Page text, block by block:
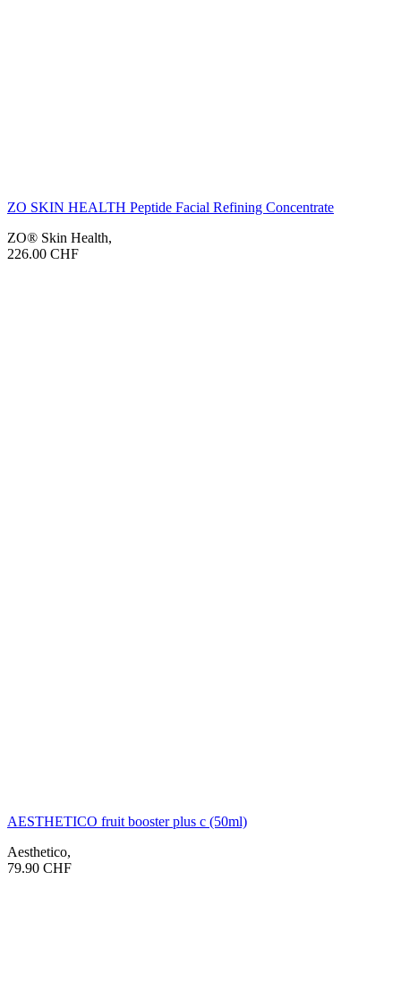
ZO SKIN HEALTH Peptide Facial Refining Concentrate
ZO® Skin Health,
226.00 CHF
AESTHETICO fruit booster plus c (50ml)
Aesthetico,
79.90 CHF